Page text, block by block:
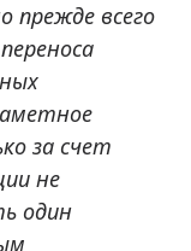
прежде всего
за счет
не
один